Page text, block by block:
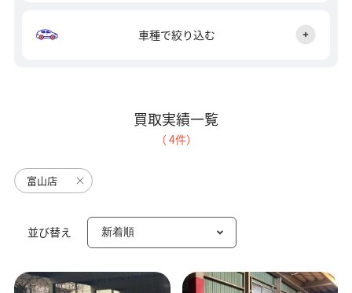
車種で絞り込む
買取実績一覧
（ 4件）
富山店
並び替え